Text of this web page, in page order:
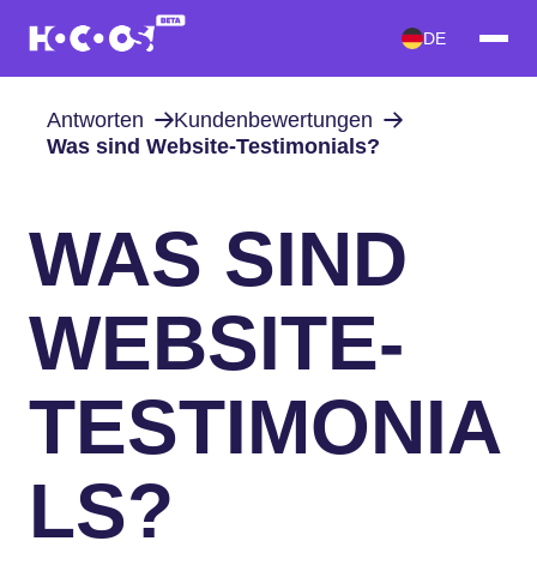
DE
Antworten
Kundenbewertungen
Was sind Website-Testimonials?
WAS SIND
WEBSITE-
TESTIMONIA
LS?